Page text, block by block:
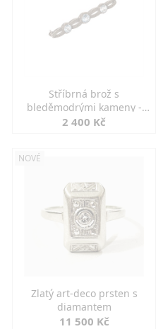
Stříbrná brož s
bleděmodrými kameny -
jemná elegance
2 400 Kč
NOVÉ
Zlatý art-deco prsten s
diamantem
11 500 Kč